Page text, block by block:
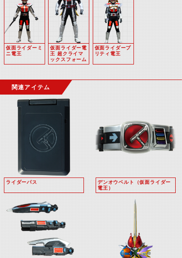
仮面ライダーミ
ニ電王
仮面ライダー電
王 超クライマ
ックスフォーム
仮面ライダープ
リティ電王
関連アイテム
ライダーパス
デンオウベルト（仮面ライダー
電王）